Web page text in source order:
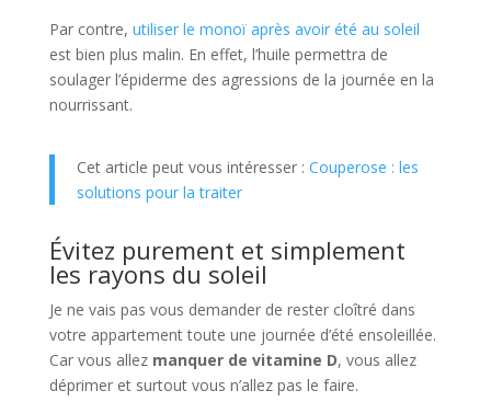
Par contre, utiliser le monoï après avoir été au soleil
est bien plus malin. En effet, l’huile permettra de
soulager l’épiderme des agressions de la journée en la
nourrissant.
Cet article peut vous intéresser : Couperose : les
solutions pour la traiter
Évitez purement et simplement
les rayons du soleil
Je ne vais pas vous demander de rester cloîtré dans
votre appartement toute une journée d’été ensoleillée.
Car vous allez manquer de vitamine D, vous allez
déprimer et surtout vous n’allez pas le faire.